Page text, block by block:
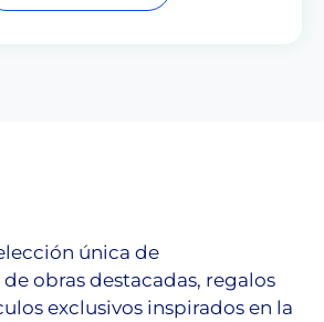
única de
obras destacadas, regalos
exclusivos inspirados en la